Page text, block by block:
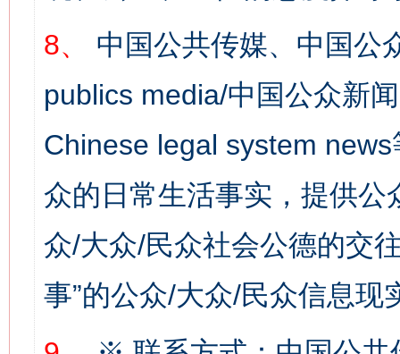
8、
中国公共传媒、中国公
publics media/中国公众新
Chinese legal system
众的日常生活事实，提供
众/大众/民众社会公德的交
事”的公众/大众/民众信息现